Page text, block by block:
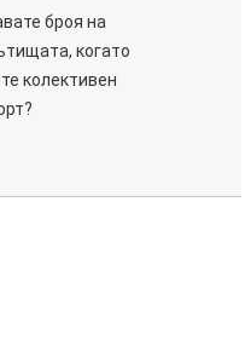
броя на
когато
колективен